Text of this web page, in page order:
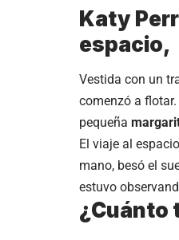
Katy
espacio,
Vestida con un
comenzó a
pequeña
El viaje al
mano, besó el
estuvo
¿Cuánto